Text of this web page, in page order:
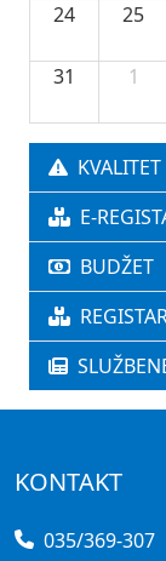
24 25
31 1
E-
BUDŽET
KONTAKT
035/369-307